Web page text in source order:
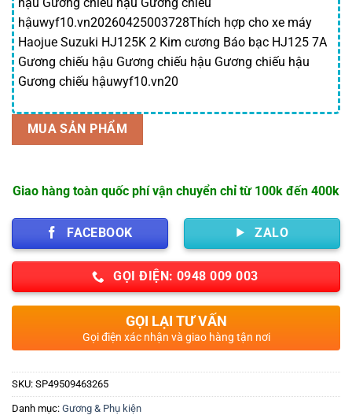
hậuwyf10.vn20260425003728Thích hợp cho xe máy
Haojue Suzuki HJ125K 2 Kim cương Báo bạc HJ125 7A
Gương chiếu hậu Gương chiếu hậu Gương chiếu hậu
Gương chiếu hậuwyf10.vn20
MUA SẢN PHẨM
Giao hàng toàn quốc phí vận chuyển chỉ từ 100k đến 400k
FACEBOOK ZALO
GỌI ĐIỆN: 0948 009 003
GỌI LẠI TƯ VẤN
Gọi điện xác nhận và giao hàng tận nơi
SKU: SP49509463265
Danh mục: Gương & Phụ kiện